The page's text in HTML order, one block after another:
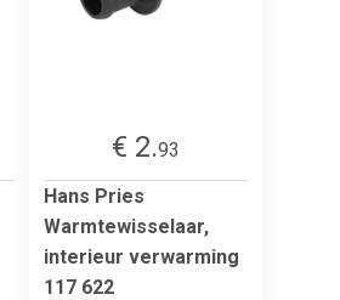
€ 2.93
Hans Pries
Warmtewisselaar,
interieur verwarming
117 622